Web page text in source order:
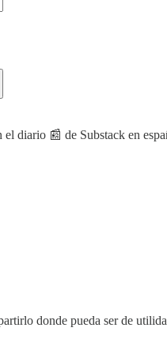
diario 📰 de Substack en
donde pueda ser de